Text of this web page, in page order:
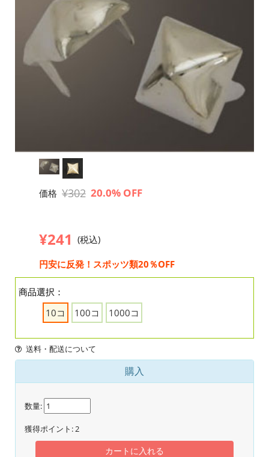
価格 ¥302 20.0% OFF
¥241 (税込)
円安に反発！スポッツ類20％OFF
商品選択：
10コ
100コ 1000コ
送料・配送について
購入
数量:
獲得ポイント:2
カートに入れる